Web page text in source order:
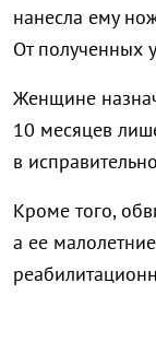
нанесла ему
От полученных
Женщине
10 месяцев
в
Кроме того,
а ее